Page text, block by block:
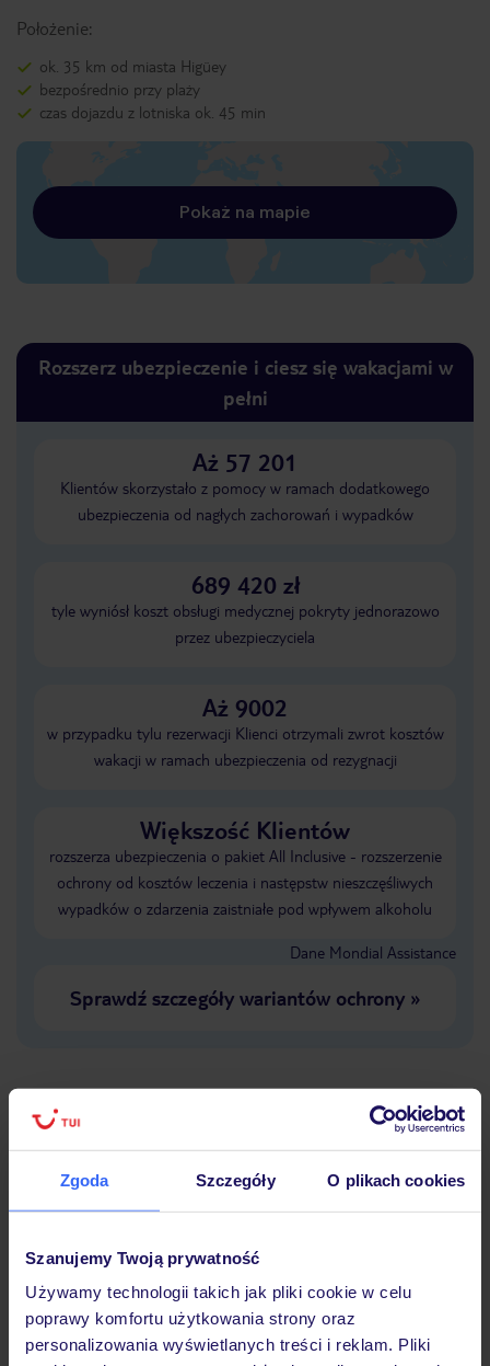
Zgoda Szczegóły O plikach cookies
Szanujemy Twoją prywatność
Używamy technologii takich jak pliki cookie w celu
poprawy komfortu użytkowania strony oraz
personalizowania wyświetlanych treści i reklam. Pliki
Położenie:
ok. 35 km od miasta Higüey
bezpośrednio przy plaży
czas dojazdu z lotniska ok. 45 min
Pokaż na mapie
Rozszerz ubezpieczenie i ciesz się wakacjami w
pełni
Aż 57 201
Klientów skorzystało z pomocy w ramach dodatkowego
ubezpieczenia od nagłych zachorowań i wypadków
689 420 zł
tyle wyniósł koszt obsługi medycznej pokryty jednorazowo
przez ubezpieczyciela
Aż 9002
w przypadku tylu rezerwacji Klienci otrzymali zwrot kosztów
wakacji w ramach ubezpieczenia od rezygnacji
Większość Klientów
rozszerza ubezpieczenia o pakiet All Inclusive - rozszerzenie
ochrony od kosztów leczenia i następstw nieszczęśliwych
wypadków o zdarzenia zaistniałe pod wpływem alkoholu
Dane Mondial Assistance
Sprawdź szczegóły wariantów ochrony»
podróży w Polsce